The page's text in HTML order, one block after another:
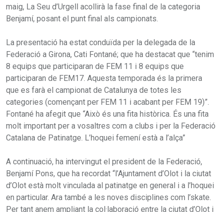
maig, La Seu d’Urgell acollirà la fase final de la categoria
Benjamí, posant el punt final als campionats.
La presentació ha estat conduïda per la delegada de la
Federació a Girona, Cati Fontané; que ha destacat que “tenim
8 equips que participaran de FEM 11 i 8 equips que
participaran de FEM17. Aquesta temporada és la primera
que es farà el campionat de Catalunya de totes les
categories (començant per FEM 11 i acabant per FEM 19)”.
Fontané ha afegit que “Això és una fita històrica. És una fita
molt important per a vosaltres com a clubs i per la Federació
Catalana de Patinatge. L’hoquei femení està a l’alça”
A continuació, ha intervingut el president de la Federació,
Benjamí Pons, que ha recordat “l’Ajuntament d’Olot i la ciutat
d’Olot està molt vinculada al patinatge en general i a l’hoquei
en particular. Ara també a les noves disciplines com l’skate.
Per tant anem ampliant la col·laboració entre la ciutat d’Olot i